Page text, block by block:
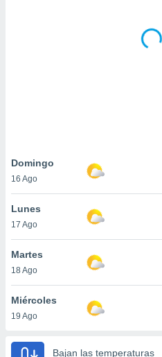
similares
como
sitio
de
traten tus
en
interés
Para
su
Domingo
16 Ago
Lunes
17 Ago
Martes
18 Ago
Miércoles
19 Ago
Bajan las temperaturas